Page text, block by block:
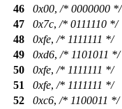
46
0x00, /* 0000000 */
47
0x7c, /* 0111110 */
48
0xfe, /* 1111111 */
49
0xd6, /* 1101011 */
50
0xfe, /* 1111111 */
51
0xfe, /* 1111111 */
52
0xc6, /* 1100011 */